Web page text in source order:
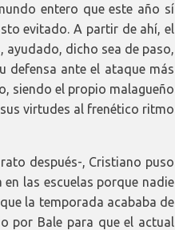
entero que este año sí
evitado. A partir de ahí, el
ayudado, dicho sea de paso,
defensa ante el ataque más
siendo el propio malagueño
virtudes al frenético ritmo
después-, Cristiano puso
las escuelas porque nadie
la temporada acababa de
por Bale para que el actual